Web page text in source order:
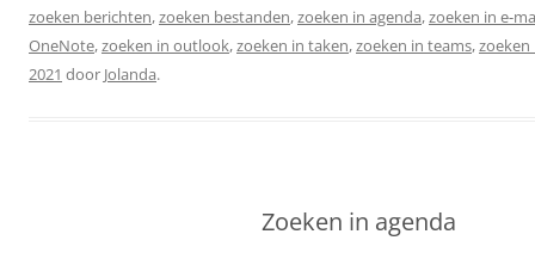
zoeken berichten,zoeken bestanden,zoeken in agenda,zoeken in e-
OneNote,zoeken in outlook,zoeken in taken,zoeken in teams,zoeken
2021 door Jolanda.
Zoeken in agenda